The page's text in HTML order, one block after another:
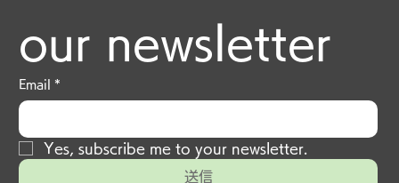
our newsletter
Email *
Yes, subscribe me to your newsletter.
送信